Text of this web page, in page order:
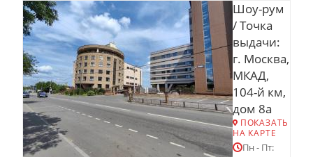
Шоу-рум
/ Точка
выдачи:
г. Москва,
МКАД,
104-й км,
дом 8а
ПОКАЗАТЬ
НА КАРТЕ
Пн - Пт: